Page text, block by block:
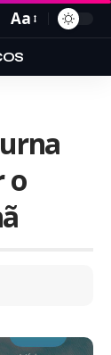
Aa
o